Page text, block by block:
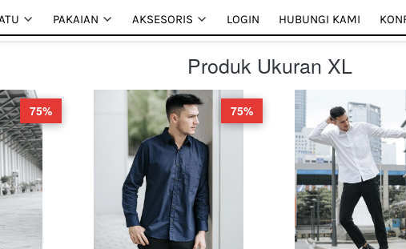
PAKAIAN AKSESORIS LOGIN HUBUNGI KAMI
PAKAIAN AKSESORIS LOGIN HUBUNGI KAMI
Produk Ukuran XL
75% 75%